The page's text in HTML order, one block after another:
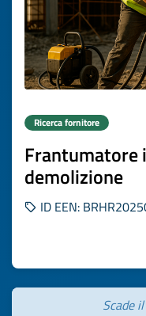
Ricerca fornitore
Frantumatore
demolizione
ID EEN:
Scade il